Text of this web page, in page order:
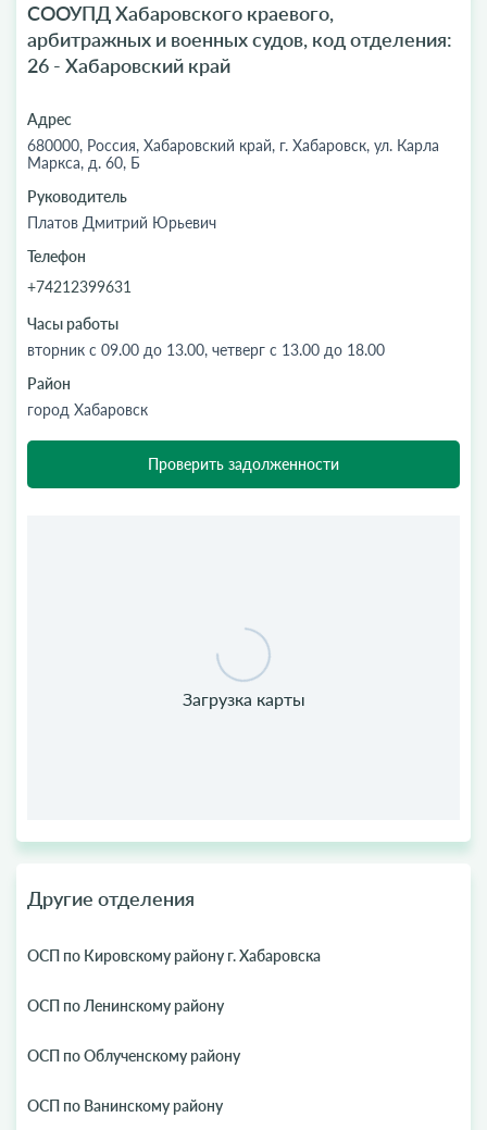
СООУПД Хабаровского краевого,
арбитражных и военных судов, код отделения:
26 - Хабаровский край
Адрес
680000, Россия, Хабаровский край, г. Хабаровск, ул. Карла
Маркса, д. 60, Б
Руководитель
Платов Дмитрий Юрьевич
Телефон
+74212399631
Часы работы
вторник с 09.00 до 13.00, четверг с 13.00 до 18.00
Район
город Хабаровск
Проверить задолженности
Другие отделения
ОСП по Кировскому району г. Хабаровска
ОСП по Ленинскому району
ОСП по Облученскому району
ОСП по Ванинскому району